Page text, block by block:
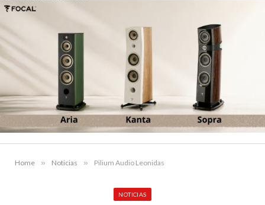
Home » Noticias » Pilium Audio Leonidas
NOTICIAS